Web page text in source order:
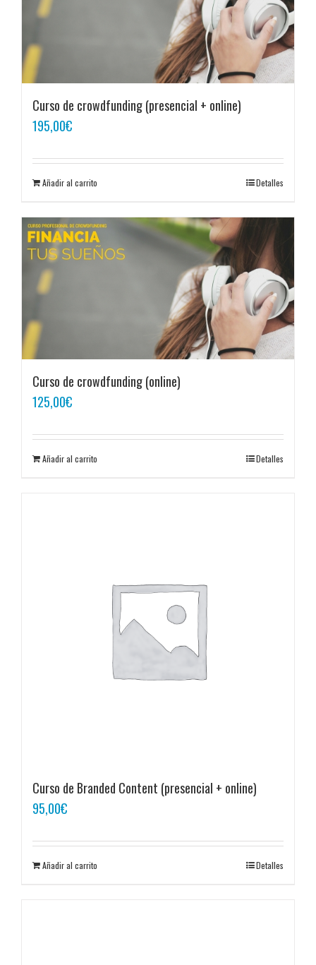
Curso de crowdfunding (presencial + online)
195,00€
Añadir al carrito Detalles
Curso de crowdfunding (online)
125,00€
Añadir al carrito Detalles
Curso de Branded Content (presencial + online)
95,00€
Añadir al carrito Detalles